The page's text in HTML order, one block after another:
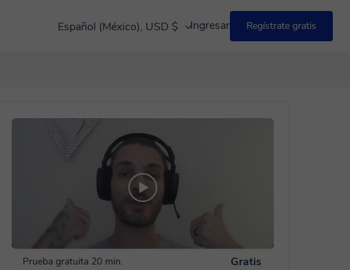
Español (México), USD $ Ingresar Regístrate gratis
Prueba gratuita 20 min. Gratis